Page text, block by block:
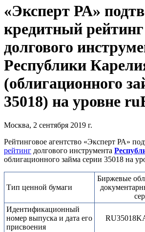
«Эксперт РА»
кредитный рейтинг
долгового
Республики
(облигационного
35018) на уровне
Москва, 2 сентября 2019 г.
Рейтинговое агентство «Эксперт РА»
рейтинг долгового инструмента
облигационного займа серии 35018 на
Тип ценной бумаги
Биржевые
Идентификационный
номер выпуска и дата его
присвоения